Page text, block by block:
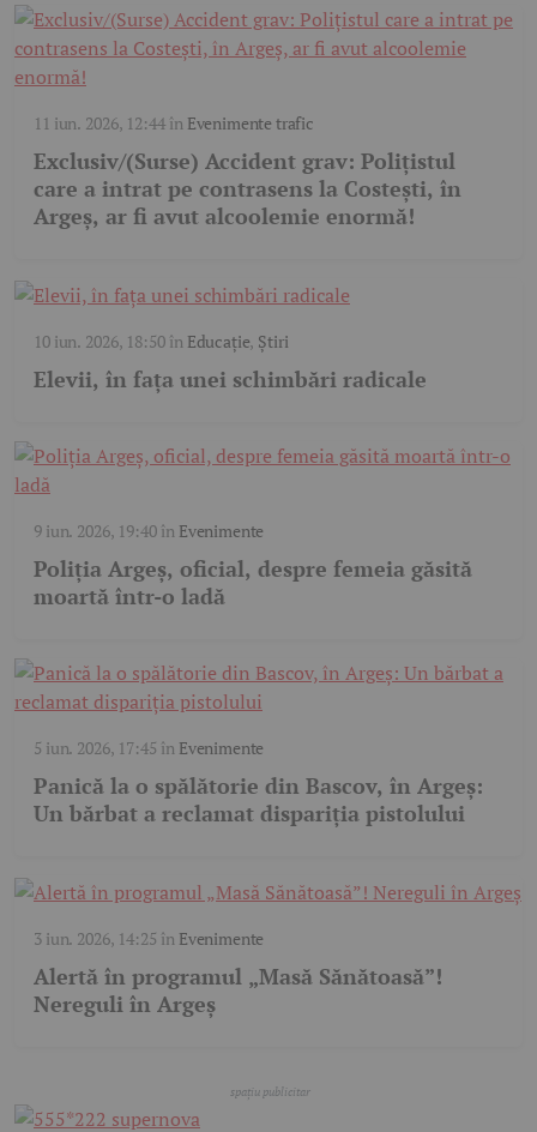
11 iun. 2026, 12:44în Evenimente trafic
Exclusiv/(Surse) Accident grav: Polițistul
care a intrat pe contrasens la Costești, în
Argeș, ar fi avut alcoolemie enormă!
10 iun. 2026, 18:50în Educație, Știri
Elevii, în fața unei schimbări radicale
9 iun. 2026, 19:40în Evenimente
Poliția Argeș, oficial, despre femeia găsită
moartă într-o ladă
5 iun. 2026, 17:45 în Evenimente
Panică la o spălătorie din Bascov, în Argeș:
Un bărbat a reclamat dispariția pistolului
3 iun. 2026, 14:25 în Evenimente
Alertă în programul „Masă Sănătoasă”!
Nereguli în Argeș